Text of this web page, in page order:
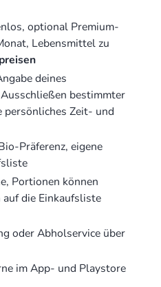
optional Premium-
Lebensmittel zu
deines
bestimmter
Zeit- und
Präferenz, eigene
Portionen können
die Einkaufsliste
oder Abholservice über
im App- und Playstore